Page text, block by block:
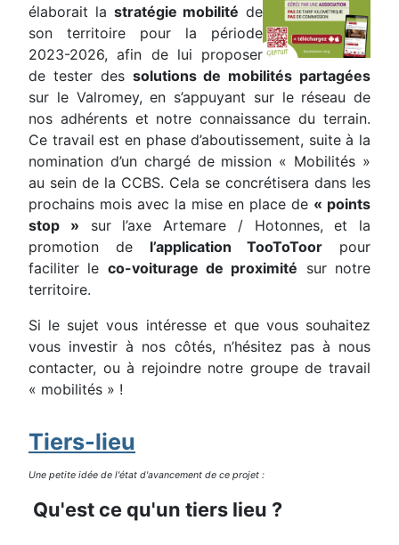
élaborait la stratégie mobilité de
son territoire pour la période
2023-2026, afin de lui proposer
de tester des solutions de mobilités partagées
sur le Valromey, en s’appuyant sur le réseau de
nos adhérents et notre connaissance du terrain.
Ce travail est en phase d’aboutissement, suite à la
nomination d’un chargé de mission « Mobilités »
au sein de la CCBS. Cela se concrétisera dans les
prochains mois avec la mise en place de « points
stop » sur l’axe Artemare / Hotonnes, et la
promotion de l’application TooToToor pour
faciliter le co-voiturage de proximité sur notre
territoire.
Si le sujet vous intéresse et que vous souhaitez
vous investir à nos côtés, n’hésitez pas à nous
contacter, ou à rejoindre notre groupe de travail
« mobilités » !
Tiers-lieu
Une petite idée de l'état d'avancement de ce projet :
Qu'est ce qu'un tiers lieu ?